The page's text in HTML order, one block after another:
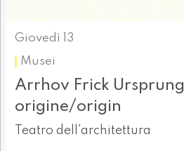
Giovedì 13
Musei
Arrhov Frick Ursprung
origine/origin
Teatro dell'architettura